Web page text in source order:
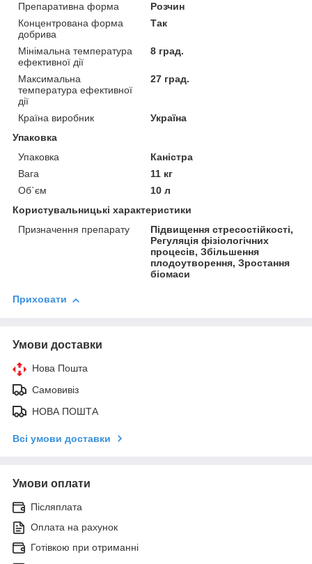
Препаративна форма
Розчин
Концентрована форма
добрива
Так
Мінімальна температура
ефективної дії
8 град.
Максимальна
температура ефективної
дії
27 град.
Країна виробник
Україна
Упаковка
Упаковка
Каністра
Вага
11 кг
Об`єм
10 л
Користувальницькі характеристики
Призначення препарату
Підвищення стресостійкості,
Регуляція фізіологічних
процесів, Збільшення
плодоутворення, Зростання
біомаси
Приховати
Умови доставки
Нова Пошта
Самовивіз
НОВА ПОШТА
Всі умови доставки
Умови оплати
Післяплата
Оплата на рахунок
Готівкою при отриманні